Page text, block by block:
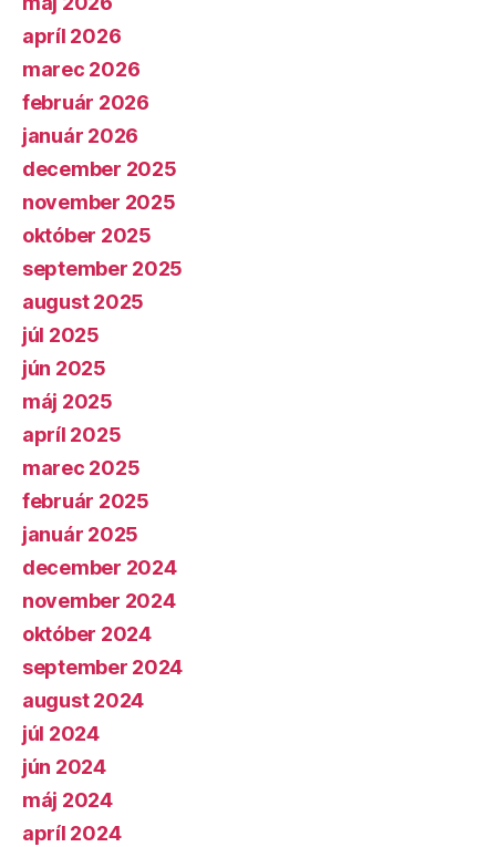
apríl 2026
marec 2026
február 2026
január 2026
december 2025
november 2025
október 2025
september 2025
august 2025
júl 2025
jún 2025
máj 2025
apríl 2025
marec 2025
február 2025
január 2025
december 2024
november 2024
október 2024
september 2024
august 2024
júl 2024
jún 2024
máj 2024
apríl 2024